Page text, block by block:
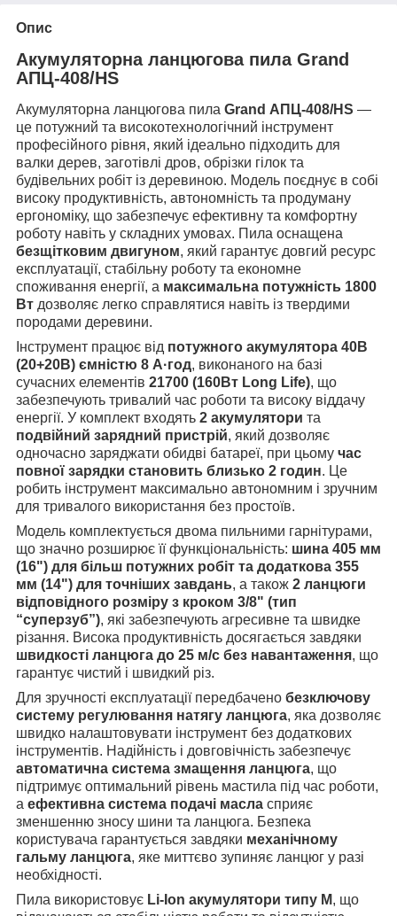
Опис
Акумуляторна ланцюгова пила Grand
АПЦ-408/HS
Акумуляторна ланцюгова пила Grand АПЦ-408/HS —
це потужний та високотехнологічний інструмент
професійного рівня, який ідеально підходить для
валки дерев, заготівлі дров, обрізки гілок та
будівельних робіт із деревиною. Модель поєднує в собі
високу продуктивність, автономність та продуману
ергономіку, що забезпечує ефективну та комфортну
роботу навіть у складних умовах. Пила оснащена
безщітковим двигуном, який гарантує довгий ресурс
експлуатації, стабільну роботу та економне
споживання енергії, а максимальна потужність 1800
Вт дозволяє легко справлятися навіть із твердими
породами деревини.
Інструмент працює від потужного акумулятора 40В
(20+20В) ємністю 8 А·год, виконаного на базі
сучасних елементів 21700 (160Вт Long Life), що
забезпечують тривалий час роботи та високу віддачу
енергії. У комплект входять 2 акумулятори та
подвійний зарядний пристрій, який дозволяє
одночасно заряджати обидві батареї, при цьому час
повної зарядки становить близько 2 годин. Це
робить інструмент максимально автономним і зручним
для тривалого використання без простоїв.
Модель комплектується двома пильними гарнітурами,
що значно розширює її функціональність: шина 405 мм
(16") для більш потужних робіт та додаткова 355
мм (14") для точніших завдань, а також 2 ланцюги
відповідного розміру з кроком 3/8" (тип
“суперзуб”), які забезпечують агресивне та швидке
різання. Висока продуктивність досягається завдяки
швидкості ланцюга до 25 м/с без навантаження, що
гарантує чистий і швидкий різ.
Для зручності експлуатації передбачено безключову
систему регулювання натягу ланцюга, яка дозволяє
швидко налаштовувати інструмент без додаткових
інструментів. Надійність і довговічність забезпечує
автоматична система змащення ланцюга, що
підтримує оптимальний рівень мастила під час роботи,
а ефективна система подачі масла сприяє
зменшенню зносу шини та ланцюга. Безпека
користувача гарантується завдяки механічному
гальму ланцюга, яке миттєво зупиняє ланцюг у разі
необхідності.
Пила використовує Li-Ion акумулятори типу М, що